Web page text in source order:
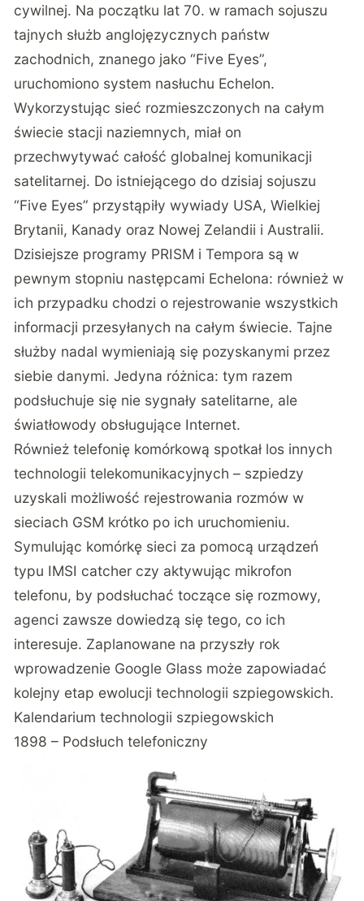
cywilnej. Na początku lat 70. w ramach sojuszu
tajnych służb anglojęzycznych państw
zachodnich, znanego jako “Five Eyes”,
uruchomiono system nasłuchu Echelon.
Wykorzystując sieć rozmieszczonych na całym
świecie stacji naziemnych, miał on
przechwytywać całość globalnej komunikacji
satelitarnej. Do istniejącego do dzisiaj sojuszu
“Five Eyes” przystąpiły wywiady USA, Wielkiej
Brytanii, Kanady oraz Nowej Zelandii i Australii.
Dzisiejsze programy PRISM i Tempora są w
pewnym stopniu następcami Echelona: również w
ich przypadku chodzi o rejestrowanie wszystkich
informacji przesyłanych na całym świecie. Tajne
służby nadal wymieniają się pozyskanymi przez
siebie danymi. Jedyna różnica: tym razem
podsłuchuje się nie sygnały satelitarne, ale
światłowody obsługujące Internet.
Również telefonię komórkową spotkał los innych
technologii telekomunikacyjnych – szpiedzy
uzyskali możliwość rejestrowania rozmów w
sieciach GSM krótko po ich uruchomieniu.
Symulując komórkę sieci za pomocą urządzeń
typu IMSI catcher czy aktywując mikrofon
telefonu, by podsłuchać toczące się rozmowy,
agenci zawsze dowiedzą się tego, co ich
interesuje. Zaplanowane na przyszły rok
wprowadzenie Google Glass może zapowiadać
kolejny etap ewolucji technologii szpiegowskich.
Kalendarium technologii szpiegowskich
1898 – Podsłuch telefoniczny